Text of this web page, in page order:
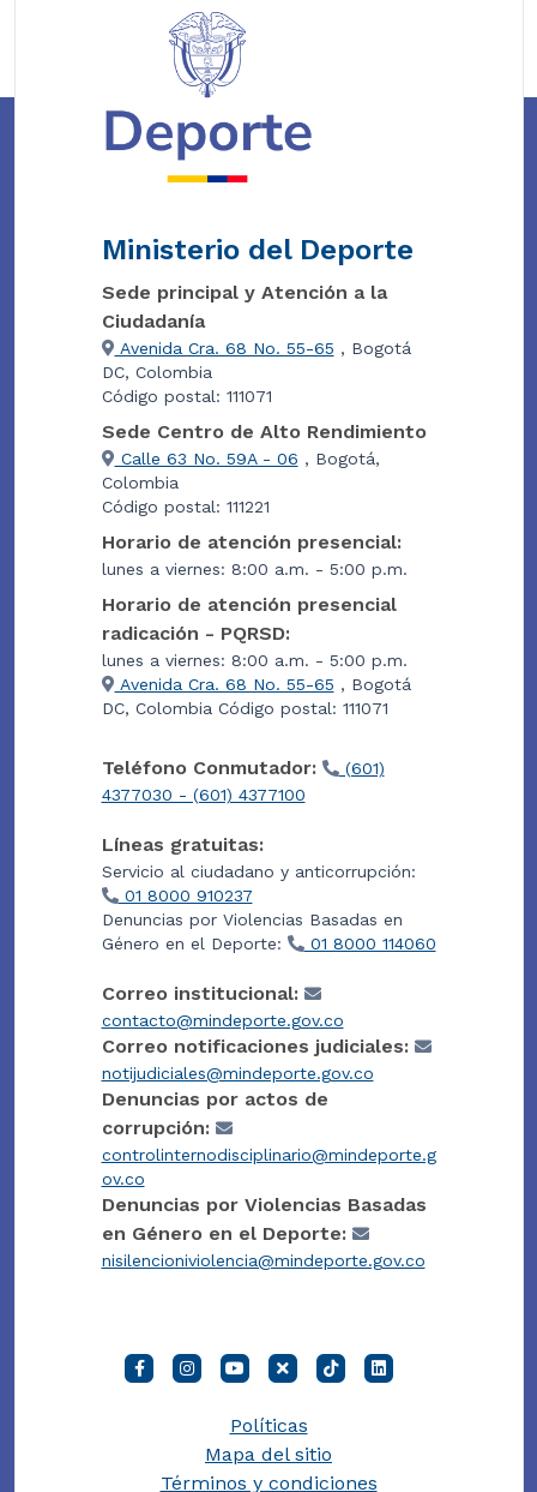
Ministerio del Deporte
Sede principal y Atención a la
Ciudadanía
Avenida Cra. 68 No. 55-65 , Bogotá
DC, Colombia
Código postal: 111071
Sede Centro de Alto Rendimiento
Calle 63 No. 59A - 06 , Bogotá,
Colombia
Código postal: 111221
Horario de atención presencial:
lunes a viernes: 8:00 a.m. - 5:00 p.m.
Horario de atención presencial
radicación - PQRSD:
lunes a viernes: 8:00 a.m. - 5:00 p.m.
Avenida Cra. 68 No. 55-65 , Bogotá
DC, Colombia Código postal: 111071
Teléfono Conmutador:
(601)
4377030 - (601) 4377100
Líneas gratuitas:
Servicio al ciudadano y anticorrupción:
01 8000 910237
Denuncias por Violencias Basadas en
Género en el Deporte:
01 8000 114060
Correo institucional:
contacto@mindeporte.gov.co
Correo notificaciones judiciales:
notijudiciales@mindeporte.gov.co
Denuncias por actos de
corrupción:
controlinternodisciplinario@mindeporte.g
ov.co
Denuncias por Violencias Basadas
en Género en el Deporte:
nisilencioniviolencia@mindeporte.gov.co
Políticas
Mapa del sitio
Términos y condiciones